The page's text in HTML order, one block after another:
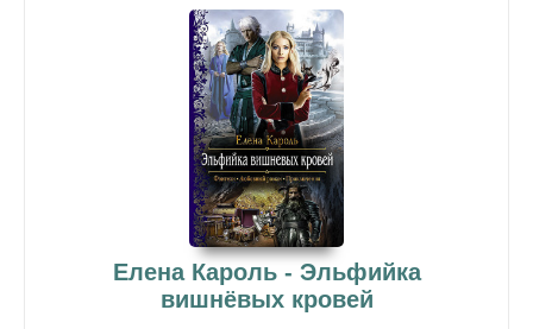
Елена Кароль - Эльфийка
вишнёвых кровей